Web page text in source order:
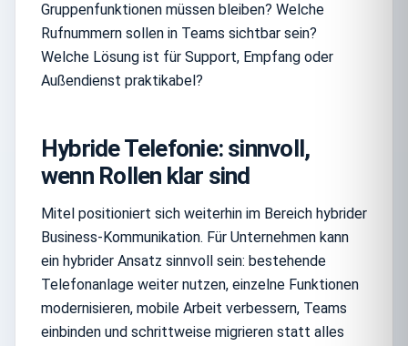
Gruppenfunktionen müssen bleiben? Welche
Rufnummern sollen in Teams sichtbar sein?
Welche Lösung ist für Support, Empfang oder
Außendienst praktikabel?
Hybride Telefonie: sinnvoll,
wenn Rollen klar sind
Mitel positioniert sich weiterhin im Bereich hybrider
Business-Kommunikation. Für Unternehmen kann
ein hybrider Ansatz sinnvoll sein: bestehende
Telefonanlage weiter nutzen, einzelne Funktionen
modernisieren, mobile Arbeit verbessern, Teams
einbinden und schrittweise migrieren statt alles